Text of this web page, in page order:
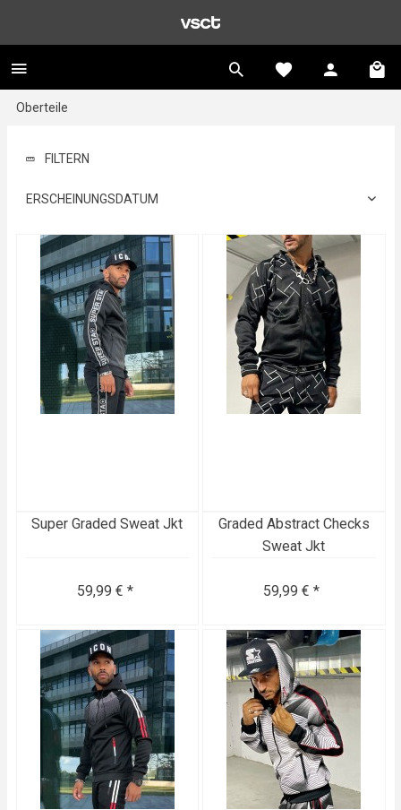
Oberteile
FILTERN
ERSCHEINUNGSDATUM
Super Graded Sweat Jkt
59,99 € *
Graded Abstract Checks
Sweat Jkt
59,99 € *